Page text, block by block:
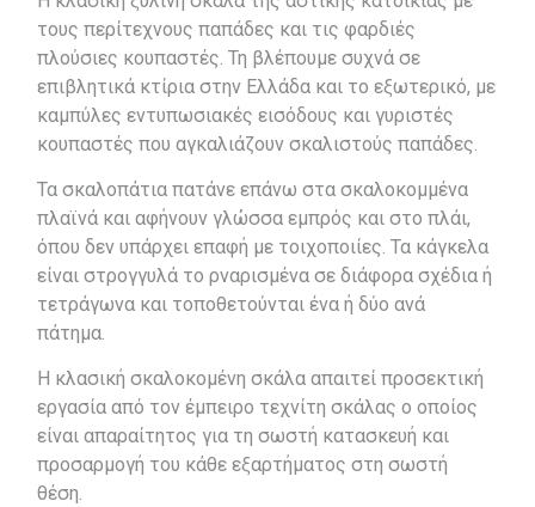
τους περίτεχνους παπάδες και τις φαρδιές
πλούσιες κουπαστές. Τη βλέπουμε συχνά σε
επιβλητικά κτίρια στην Ελλάδα και το εξωτερικό, με
καμπύλες εντυπωσιακές εισόδους και γυριστές
κουπαστές που αγκαλιάζουν σκαλιστούς παπάδες.
Τα σκαλοπάτια πατάνε επάνω στα σκαλοκομμένα
πλαϊνά και αφήνουν γλώσσα εμπρός και στο πλάι,
όπου δεν υπάρχει επαφή με τοιχοποιίες. Τα κάγκελα
είναι στρογγυλά το ρναρισμένα σε διάφορα σχέδια ή
τετράγωνα και τοποθετούνται ένα ή δύο ανά
πάτημα.
Η κλασική σκαλοκομένη σκάλα απαιτεί προσεκτική
εργασία από τον έμπειρο τεχνίτη σκάλας ο οποίος
είναι απαραίτητος για τη σωστή κατασκευή και
προσαρμογή του κάθε εξαρτήματος στη σωστή
θέση.